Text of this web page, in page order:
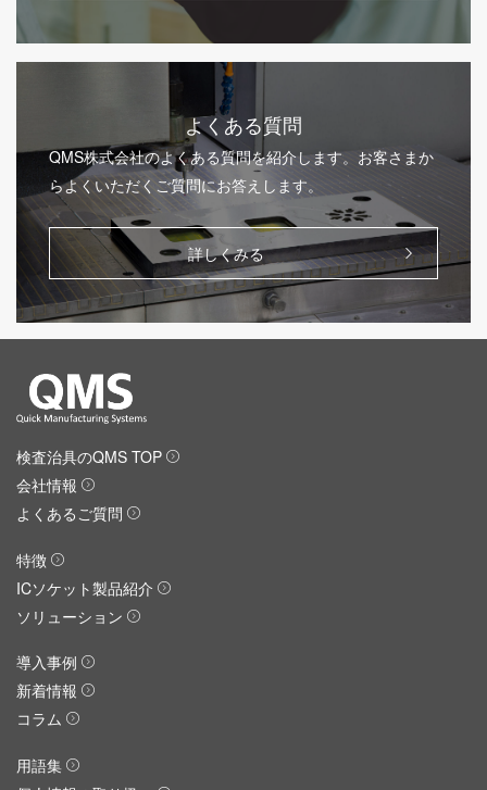
よくある質問
QMS株式会社のよくある質問を紹介します。お客さまか
らよくいただくご質問にお答えします。
詳しくみる
検査治具のQMS TOP
会社情報
よくあるご質問
特徴
ICソケット製品紹介
ソリューション
導入事例
新着情報
コラム
用語集